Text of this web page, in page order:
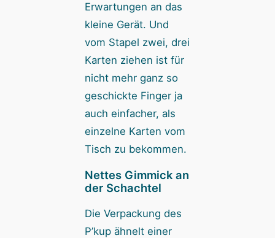
Erwartungen an das
kleine Gerät. Und
vom Stapel zwei, drei
Karten ziehen ist für
nicht mehr ganz so
geschickte Finger ja
auch einfacher, als
einzelne Karten vom
Tisch zu bekommen.
Nettes Gimmick an
der Schachtel
Die Verpackung des
P’kup ähnelt einer